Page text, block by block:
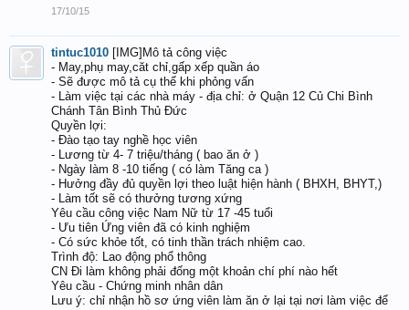
17/10/15
tintuc1010 [IMG]Mô tả công việc
- May,phụ may,căt chỉ,gấp xếp quần áo
- Sẽ được mô tả cụ thể khi phỏng vấn
- Làm việc tại các nhà máy - địa chỉ: ở Quận 12 Củ Chi Bình
Chánh Tân Bình Thủ Đức
Quyền lợi:
- Đào tạo tay nghề học viên
- Lương từ 4- 7 triệu/tháng ( bao ăn ở )
- Ngày làm 8 -10 tiếng ( có làm Tăng ca )
- Hưởng đầy đủ quyền lợi theo luật hiện hành ( BHXH, BHYT,)
- Làm tốt sẽ có thưởng tương xứng
Yêu cầu công việc Nam Nữ từ 17 -45 tuổi
- Ưu tiên Ứng viên đã có kinh nghiệm
- Có sức khỏe tốt, có tinh thần trách nhiệm cao.
Trình độ: Lao động phổ thông
CN Đi làm không phải đống một khoản chí phí nào hết
Yêu cầu - Chứng minh nhân dân
Lưu ý: chỉ nhận hồ sơ ứng viên làm ăn ở lại tại nơi làm việc để